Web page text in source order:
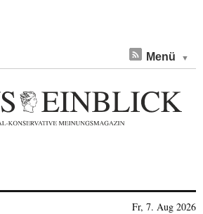
Menü
Fr, 7. Aug 2026